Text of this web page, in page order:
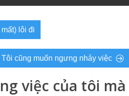
lôi đi
Tôi cũng muốn ngưng nhảy việc
việc của tôi mà